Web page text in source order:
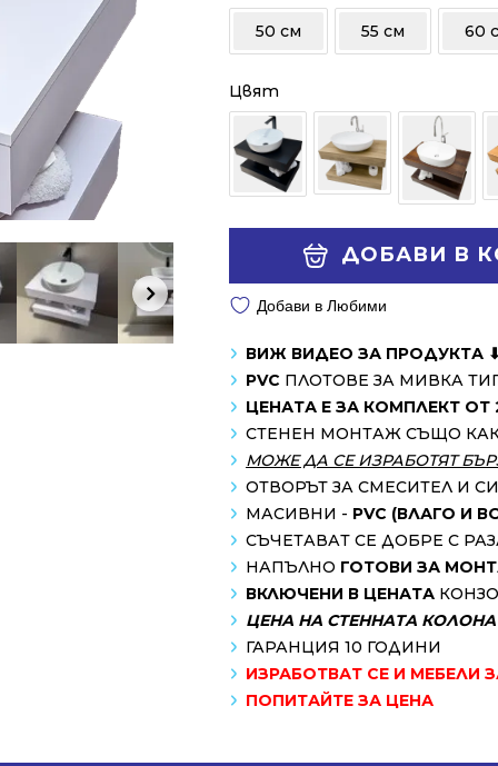
/
806.00 лв..
/
598.00 лв..
50 см 55 см 60
Цвят
ДОБАВИ В
Добави в Любими
ВИЖ ВИДЕО ЗА ПРОДУКТА
PVC ПЛОТОВЕ ЗА МИВКА
ЦЕНАТА Е ЗА КОМПЛЕКТ ОТ
СТЕНЕН МОНТАЖ СЪЩО
МОЖЕ ДА СЕ ИЗРАБОТЯТ
ОТВОРЪТ ЗА СМЕСИТЕЛ И
МАСИВНИ - PVC (ВЛАГО И
СЪЧЕТАВАТ СЕ ДОБРЕ С
НАПЪЛНО ГОТОВИ ЗА
ВКЛЮЧЕНИ В ЦЕНАТА
ЦЕНА НА СТЕННАТА КОЛОНА
ГАРАНЦИЯ 10 ГОДИНИ
ИЗРАБОТВАТ СЕ И МЕБЕЛИ
ПОПИТАЙТЕ ЗА ЦЕНА